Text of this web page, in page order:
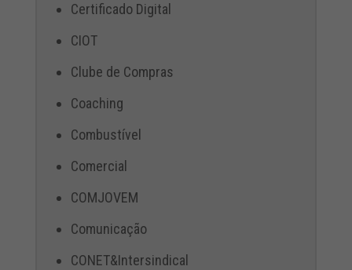
Certificado Digital
CIOT
Clube de Compras
Coaching
Combustível
Comercial
COMJOVEM
Comunicação
CONET&Intersindical